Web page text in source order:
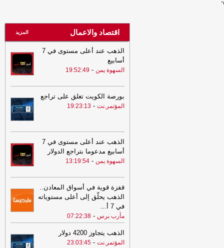
اقتصاد والاعمال المزيد
الذهب عند أعلى مستوى في 7
أسابيع
السهوة يمن -
19:52:49
بورصة الكويت تغلق على تراجع
المؤتمر.نت -
19:23:13
الذهب عند أعلى مستوى في 7
أسابيع مدعوما بتراجع الدولار
السهوة يمن -
13:19:54
قفزة قوية في أسواق المعادن..
الذهب يحلّق إلى أعلى مستوياته
في 7 أ
...
مأرب برس -
07:22:38
الذهب يتجاوز 4200 دولار
المؤتمر.نت -
23:03:45